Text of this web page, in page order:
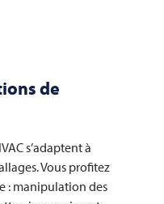
de
s’adaptent à
Vous profitez
: manipulation des